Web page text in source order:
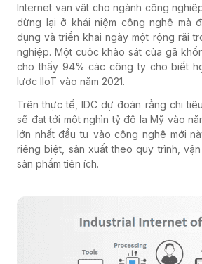
Internet vạn vật cho ngành công
dừng lại ở khái niệm công nghệ mà
dụng và triển khai ngày một rộng rãi
nghiệp. Một cuộc khảo sát của gã
cho thấy 94% các công ty cho biết
lược IIoT vào năm 2021.
Trên thực tế, IDC dự đoán rằng chi
sẽ đạt tới một nghìn tỷ đô la Mỹ vào
lớn nhất đầu tư vào công nghệ mới
riêng biệt, sản xuất theo quy trình, vận
sản phẩm tiện ích.